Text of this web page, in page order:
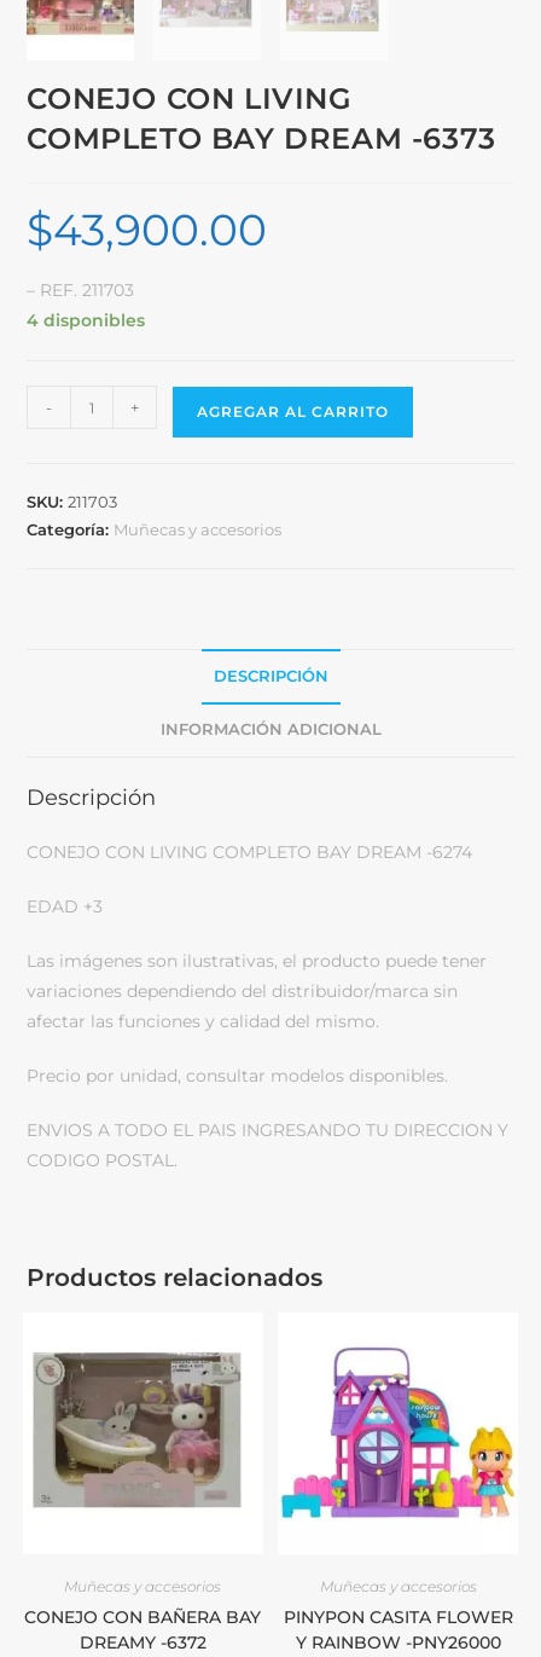
CONEJO CON LIVING
COMPLETO BAY DREAM -6373
$43,900.00
– REF. 211703
4 disponibles
- + AGREGAR AL CARRITO
SKU:211703
Categoría: Muñecas y accesorios
DESCRIPCIÓN
INFORMACIÓN ADICIONAL
Descripción
CONEJO CON LIVING COMPLETO BAY DREAM -6274
EDAD +3
Las imágenes son ilustrativas, el producto puede tener
variaciones dependiendo del distribuidor/marca sin
afectar las funciones y calidad del mismo.
Precio por unidad, consultar modelos disponibles.
ENVIOS A TODO EL PAIS INGRESANDO TU DIRECCION Y
CODIGO POSTAL.
Productos relacionados
Muñecas y accesorios
CONEJO CON BAÑERA BAY
DREAMY -6372
Muñecas y accesorios
PINYPON CASITA FLOWER
Y RAINBOW -PNY26000